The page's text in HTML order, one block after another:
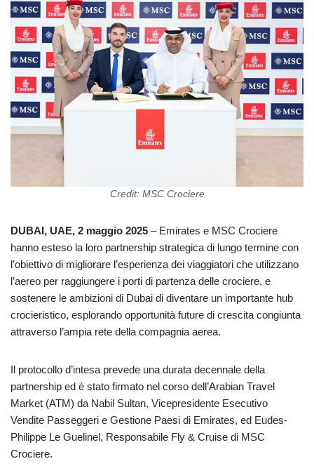
Credit: MSC Crociere
DUBAI, UAE, 2 maggio 2025 – Emirates e MSC Crociere
hanno esteso la loro partnership strategica di lungo termine con
l’obiettivo di migliorare l’esperienza dei viaggiatori che utilizzano
l’aereo per raggiungere i porti di partenza delle crociere, e
sostenere le ambizioni di Dubai di diventare un importante hub
crocieristico, esplorando opportunità future di crescita congiunta
attraverso l’ampia rete della compagnia aerea.
Il protocollo d’intesa prevede una durata decennale della
partnership ed è stato firmato nel corso dell’Arabian Travel
Market (ATM) da Nabil Sultan, Vicepresidente Esecutivo
Vendite Passeggeri e Gestione Paesi di Emirates, ed Eudes-
Philippe Le Guelinel, Responsabile Fly & Cruise di MSC
Crociere.